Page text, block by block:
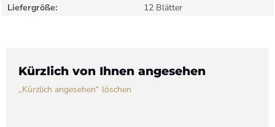
Liefergröße:
12 Blätter
Kürzlich von Ihnen angesehen
„Kürzlich angesehen“ löschen